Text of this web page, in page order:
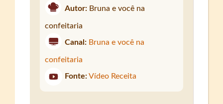
Autor: Bruna e você na
confeitaria
Canal: Bruna e você na
confeitaria
Fonte: Vídeo Receita